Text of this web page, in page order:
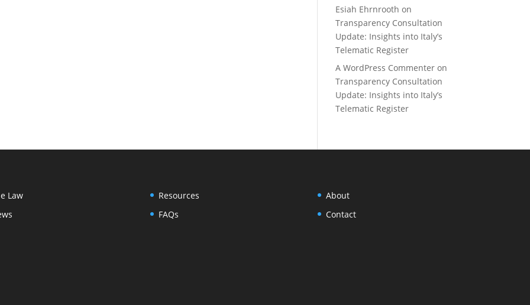
Esiah Ehrnrooth on
Transparency Consultation
Update: Insights into Italy’s
Telematic Register
A WordPress Commenter on
Transparency Consultation
Update: Insights into Italy’s
Telematic Register
Law
Resources
FAQs
About
Contact